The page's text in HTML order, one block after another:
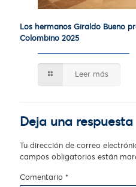
Los hermanos Giraldo Bueno
Colombino 2025
Leer más
Deja una respuesta
Tu dirección de correo
campos obligatorios están
Comentario *